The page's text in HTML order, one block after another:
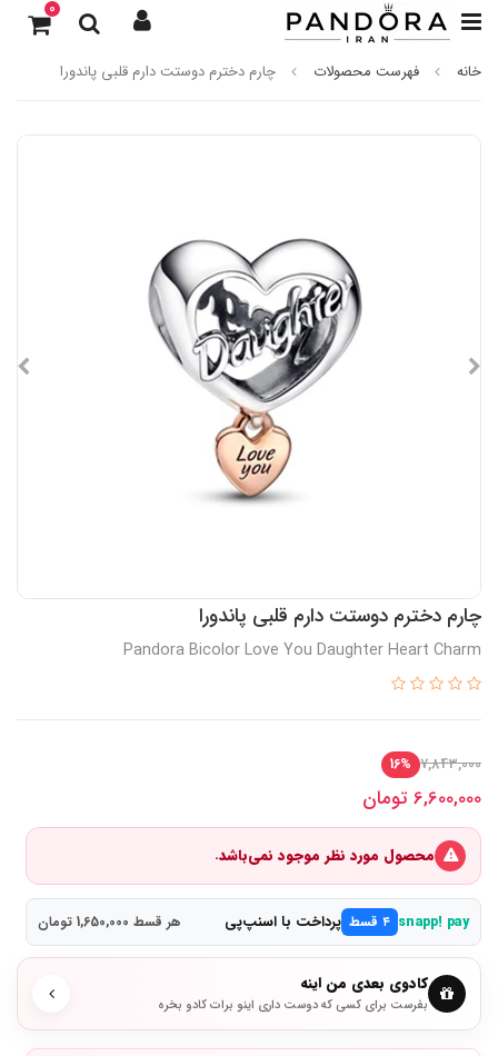
0
خانه فهرست محصولات چارم دخترم دوستت دارم قلبی پاندورا
چارم دخترم دوستت دارم قلبی پاندورا
Pandora Bicolor Love You Daughter Heart Charm
7,843,000
16%
6,600,000 تومان
محصول مورد نظر موجود نمی‌باشد.
snapp! pay ۴ قسط پرداخت با اسنپ‌پی هر قسط 1,650,000 تومان
کادوی بعدی من اینه
بفرست برای کسی که دوست داری اینو برات کادو بخره